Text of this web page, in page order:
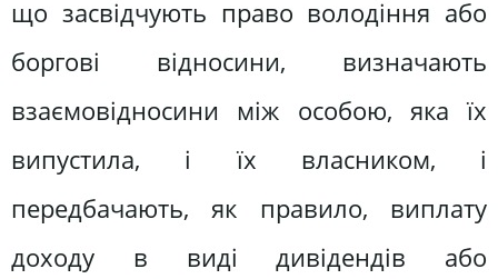
що засвідчують право володіння або
боргові відносини, визначають
взаємовідносини між особою, яка їх
випустила, і їх власником, і
передбачають, як правило, виплату
доходу в виді дивідендів або